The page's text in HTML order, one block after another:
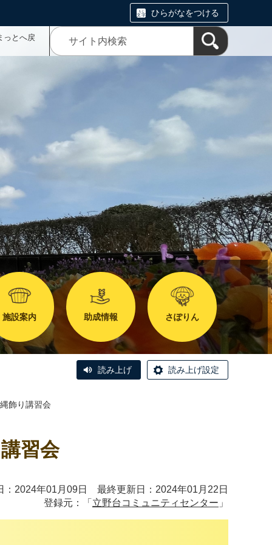
ひらがなをつける
とへ戻
施設案内 助成情報 さぽりん
読み上げ 読み上げ設定
飾り講習会
習会
：2024年01月09日 最終更新日：2024年01月22日
登録元：「 立野台コミュニティセンター 」